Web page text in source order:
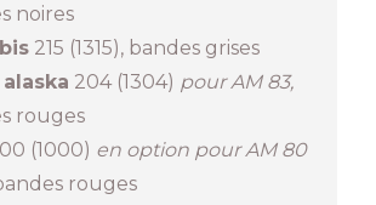
noires
215 (1315), bandes grises
204 (1304) pour AM 83,
rouges
(1000) en option pour AM 80
rouges